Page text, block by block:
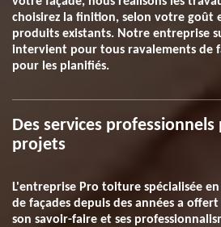
choisirez la finition, selon votre goût
produits existants. Notre entreprise
intervient pour tous ravalements de
pour les planifiés.
Des services
projets
L'entreprise Pro toiture spécialisée
de façades depuis des années a
son savoir-faire et ses